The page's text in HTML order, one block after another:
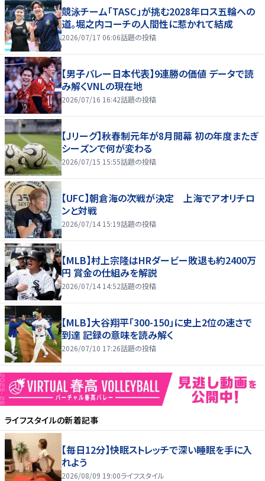
競泳チーム「TASC」が挑む2028年ロス五輪への
道。堀之内コーチの人間性に惹かれて結成
2026/07/17 06:06話題の投稿
【男子バレー日本代表】9連勝の価値 データで読
み解くVNLの現在地
2026/07/16 16:42話題の投稿
【Jリーグ】秋春制元年が8月開幕 初の年度またぎ
シーズンで何が変わる
2026/07/15 15:55話題の投稿
【UFC】朝倉海の次戦が決定 上海でアオリチロ
ンと対戦
2026/07/14 15:19話題の投稿
【MLB】村上宗隆はHRダービー敗退も約2400万
円 賞金の仕組みを解説
2026/07/14 14:52話題の投稿
【MLB】大谷翔平「300-150」に史上2位の速さで
到達 記録の意味を読み解く
2026/07/10 17:26話題の投稿
ライフスタイルの新着記事
【毎日12分】快眠ストレッチで深い睡眠を手に入
れよう
2026/08/09 19:00ライフスタイル